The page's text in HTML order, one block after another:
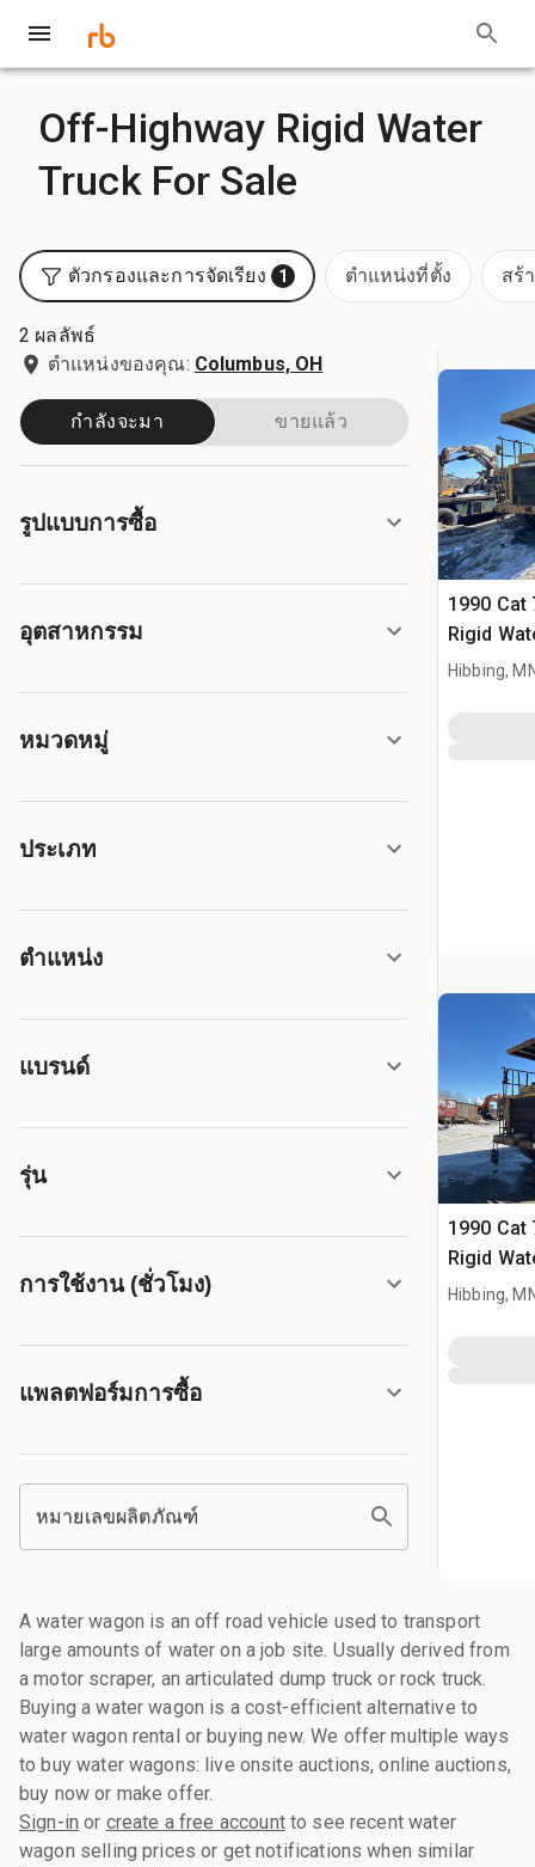
Off-Highway Rigid Water
Truck For Sale
ตัวกรองและการจัดเรียง 1 ตำแหน่งที่ตั้ง สร้
2 ผลลัพธ์
ตำแหน่งของคุณ: Columbus, OH
กำลังจะมา ขายแล้ว
รูปแบบการซื้อ
อุตสาหกรรม
หมวดหมู่
ประเภท
ตำแหน่ง
แบรนด์
รุ่น
การใช้งาน (ชั่วโมง)
แพลตฟอร์มการซื้อ
หมายเลขผลิตภัณฑ์
1990 Cat
Rigid
Hibbing,
1990 Cat
Rigid
Hibbing,
A water wagon is an off road vehicle used to transport
large amounts of water on a job site. Usually derived from
a motor scraper, an articulated dump truck or rock truck.
Buying a water wagon is a cost-efficient alternative to
water wagon rental or buying new. We offer multiple ways
to buy water wagons: live onsite auctions, online auctions,
buy now or make offer.
Sign-in or create a free accountto see recent water
wagon selling prices or get notifications when similar